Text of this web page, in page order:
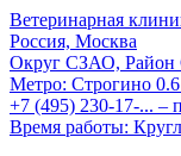
Ветеринарная
Россия, Москва
Округ СЗАО, Район
Метро: Строгино
+7 (495) 230-17-... –
Время работы: